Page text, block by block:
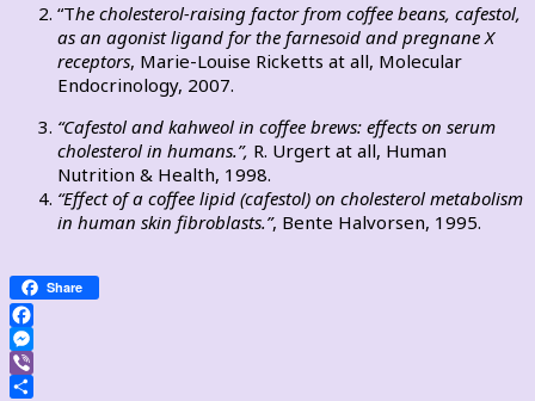
“The cholesterol-raising factor from coffee beans, cafestol,
as an agonist ligand for the farnesoid and pregnane X
receptors, Marie-Louise Ricketts at all, Molecular
Endocrinology, 2007.
“Cafestol and kahweol in coffee brews: effects on serum
cholesterol in humans.”, R. Urgert at all, Human
Nutrition & Health, 1998.
“Effect of a coffee lipid (cafestol) on cholesterol metabolism
in human skin fibroblasts.”, Bente Halvorsen, 1995.
Share
Facebook
Messenger
Viber